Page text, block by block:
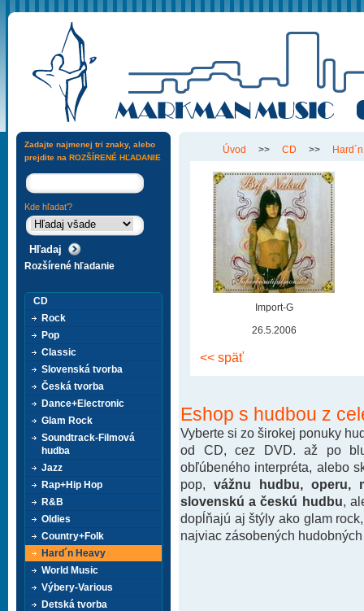
Úvod >> CD >>
Import-G
26.5.2006
<< späť
Eshop s hudbou z
Vyberte si zo širokej ponuky
od CD, cez DVD. až po
obľúbeného interpréta, alebo
pop, vážnu hudbu, operu,
slovenskú a českú hudbu ,
dopĺňajú aj štýly ako glam
najviac zásobených
Zadajte najmenej tri znaky, alebo
prejdite na ROZŠÍRENÉ HĽADANIE
Kde hľadať?
Rozšírené hľadanie
CD
Rock
Pop
Classic
Slovenská tvorba
Česká tvorba
Dance+Electronic
Glam Rock
Soundtrack-Filmová
hudba
Jazz
Rap+Hip Hop
R&B
Oldies
Country+Folk
Hard´n Heavy
World Music
Výbery-Various
Detská tvorba